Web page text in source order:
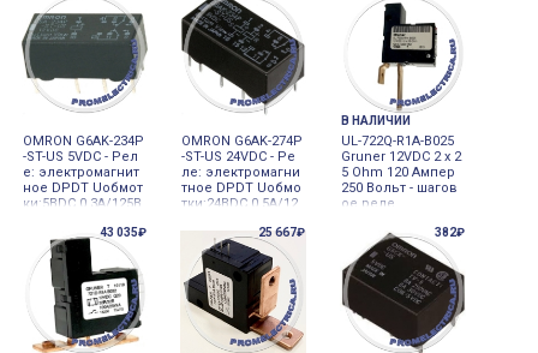
OMRON G6AK-234P
-ST-US 5VDC - Рел
е: электромагнит
ное DPDT Uобмот
ки:5ВDC 0,3A/125В
OMRON G6AK-274P
-ST-US 24VDC - Ре
ле: электромагни
тное DPDT Uобмо
тки:24ВDC 0,5A/12
В НАЛИЧИИ
UL-722Q-R1A-B025
Gruner 12VDC 2 x 2
5 Ohm 120 Ампер
250 Вольт - шагов
ое реле
43 035₽ 25 667₽ 382₽